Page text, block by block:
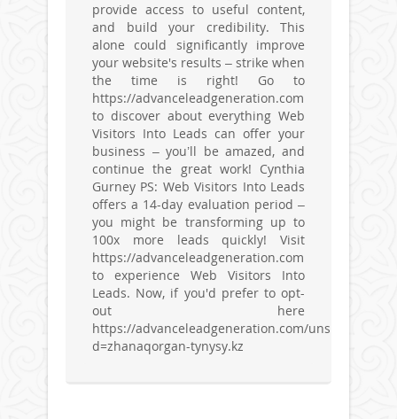
provide access to useful content,
and build your credibility. This
alone could significantly improve
your website's results – strike when
the time is right! Go to
https://advanceleadgeneration.com
to discover about everything Web
Visitors Into Leads can offer your
business – you’ll be amazed, and
continue the great work! Cynthia
Gurney PS: Web Visitors Into Leads
offers a 14-day evaluation period –
you might be transforming up to
100x more leads quickly! Visit
https://advanceleadgeneration.com
to experience Web Visitors Into
Leads. Now, if you'd prefer to opt-
out here
https://advanceleadgeneration.com/
d=zhanaqorgan-tynysy.kz